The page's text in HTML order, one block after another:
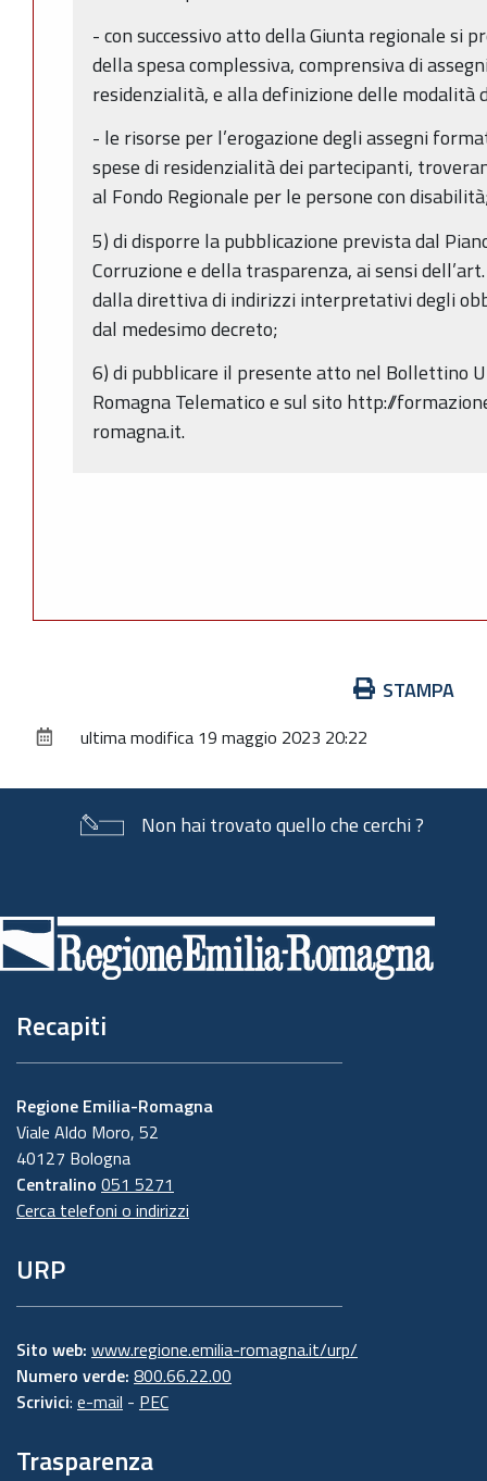
- con successivo atto della Giunta regionale si
della spesa complessiva, comprensiva di
residenzialità, e alla definizione delle modalità
- le risorse per l’erogazione degli assegni
spese di residenzialità dei partecipanti,
al Fondo Regionale per le persone con
5) di disporre la pubblicazione prevista dal
Corruzione e della trasparenza, ai sensi
dalla direttiva di indirizzi interpretativi degli
dal medesimo decreto;
6) di pubblicare il presente atto nel Bollettino
Romagna Telematico e sul sito http://
romagna.it.
documento
STAMPA
ultima modifica 19 maggio 2023 20:22
Non hai trovato quello che cerchi ?
di
pagina
Recapiti
Regione Emilia-Romagna
Viale Aldo Moro, 52
40127 Bologna
Centralino 051 5271
Cerca telefoni o indirizzi
URP
Sito web: www.regione.emilia-romagna.it/urp/
Numero verde: 800.66.22.00
Scrivici: e-mail - PEC
Trasparenza